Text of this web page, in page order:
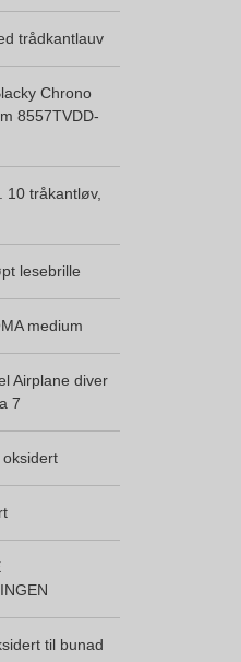
trådkantlauv
Chrono
8557TVDD-
10 tråkantløv,
lesebrille
medium
Airplane diver
7
til bunad